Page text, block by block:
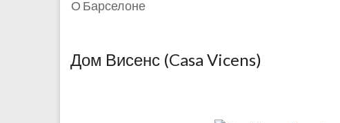
О Барселоне
Дом Висенс (Casa Vicens)